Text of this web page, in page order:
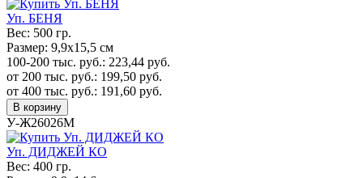
Уп. БЕНЯ
Вес: 500 гр.
Размер: 9,9х15,5 см
100-200 тыс. руб.: 223,44 руб.
от 200 тыс. руб.: 199,50 руб.
от 400 тыс. руб.: 191,60 руб.
В корзину
У-Ж26026М
Уп. ДИДЖЕЙ КО
Вес: 400 гр.